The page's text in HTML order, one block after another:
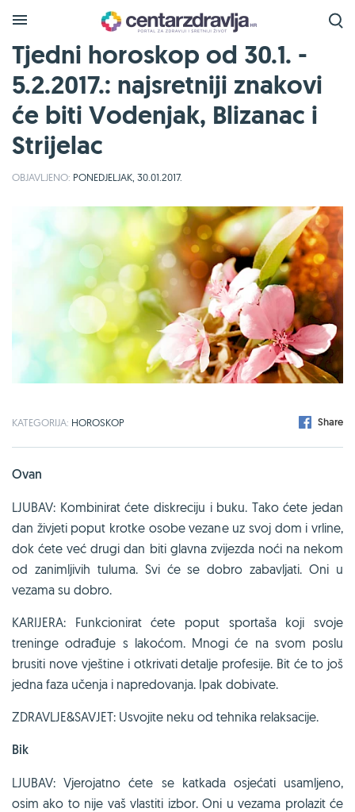
Tjedni horoskop od 30.1. -
5.2.2017.: najsretniji znakovi
će biti Vodenjak, Blizanac i
Strijelac
OBJAVLJENO: PONEDJELJAK, 30.01.2017.
KATEGORIJA: HOROSKOP Share
Ovan
LJUBAV: Kombinirat ćete diskreciju i buku. Tako ćete jedan
dan živjeti poput krotke osobe vezane uz svoj dom i vrline,
dok ćete već drugi dan biti glavna zvijezda noći na nekom
od zanimljivih tuluma. Svi će se dobro zabavljati. Oni u
vezama su dobro.
KARIJERA: Funkcionirat ćete poput sportaša koji svoje
treninge odrađuje s lakoćom. Mnogi će na svom poslu
brusiti nove vještine i otkrivati detalje profesije. Bit će to još
jedna faza učenja i napredovanja. Ipak dobivate.
ZDRAVLJE&SAVJET: Usvojite neku od tehnika relaksacije.
Bik
LJUBAV: Vjerojatno ćete se katkada osjećati usamljeno,
osim ako to nije vaš vlastiti izbor. Oni u vezama prolazit će